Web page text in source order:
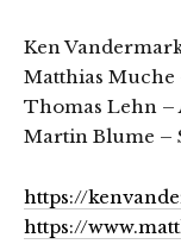
Ken
Matthias Muche
Thomas Lehn –
Martin Blume –
https://
https://